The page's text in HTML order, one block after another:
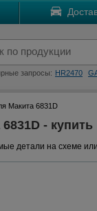
запросы: HR2470
Макита 6831D
-
детали на схеме